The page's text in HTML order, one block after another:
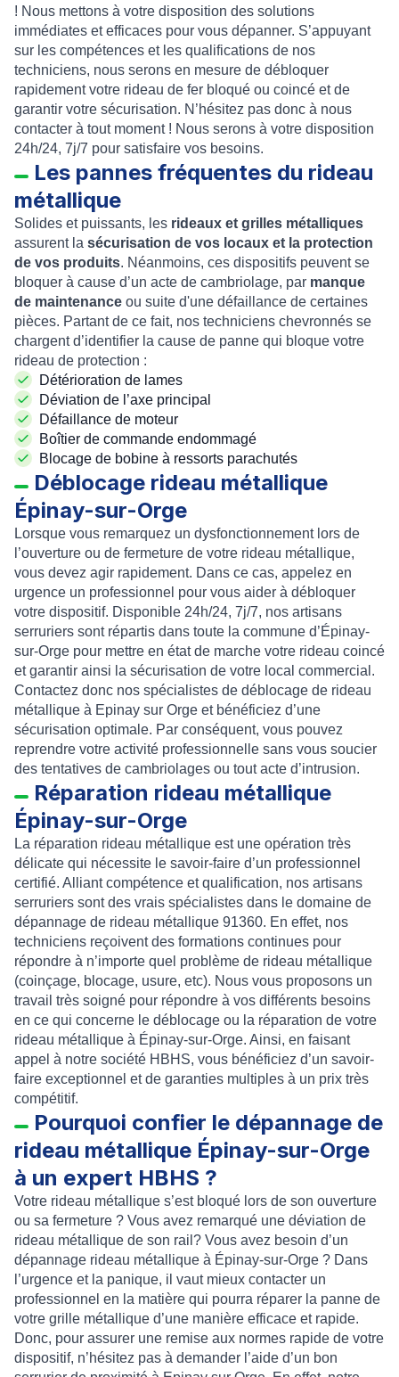
! Nous mettons à votre disposition des solutions
immédiates et efficaces pour vous dépanner. S’appuyant
sur les compétences et les qualifications de nos
techniciens, nous serons en mesure de débloquer
rapidement votre rideau de fer bloqué ou coincé et de
garantir votre sécurisation. N’hésitez pas donc à nous
contacter à tout moment ! Nous serons à votre disposition
24h/24, 7j/7 pour satisfaire vos besoins.
Les pannes fréquentes du rideau
métallique
Solides et puissants, les rideaux et grilles métalliques
assurent la sécurisation de vos locaux et la protection
de vos produits. Néanmoins, ces dispositifs peuvent se
bloquer à cause d’un acte de cambriolage, par manque
de maintenance ou suite d'une défaillance de certaines
pièces. Partant de ce fait, nos techniciens chevronnés se
chargent d’identifier la cause de panne qui bloque votre
rideau de protection :
Détérioration de lames
Déviation de l’axe principal
Défaillance de moteur
Boîtier de commande endommagé
Blocage de bobine à ressorts parachutés
Déblocage rideau métallique
Épinay-sur-Orge
Lorsque vous remarquez un dysfonctionnement lors de
l’ouverture ou de fermeture de votre rideau métallique,
vous devez agir rapidement. Dans ce cas, appelez en
urgence un professionnel pour vous aider à débloquer
votre dispositif. Disponible 24h/24, 7j/7, nos artisans
serruriers sont répartis dans toute la commune d’Épinay-
sur-Orge pour mettre en état de marche votre rideau coincé
et garantir ainsi la sécurisation de votre local commercial.
Contactez donc nos spécialistes de déblocage de rideau
métallique à Epinay sur Orge et bénéficiez d’une
sécurisation optimale. Par conséquent, vous pouvez
reprendre votre activité professionnelle sans vous soucier
des tentatives de cambriolages ou tout acte d’intrusion.
Réparation rideau métallique
Épinay-sur-Orge
La réparation rideau métallique est une opération très
délicate qui nécessite le savoir-faire d’un professionnel
certifié. Alliant compétence et qualification, nos artisans
serruriers sont des vrais spécialistes dans le domaine de
dépannage de rideau métallique 91360. En effet, nos
techniciens reçoivent des formations continues pour
répondre à n’importe quel problème de rideau métallique
(coinçage, blocage, usure, etc). Nous vous proposons un
travail très soigné pour répondre à vos différents besoins
en ce qui concerne le déblocage ou la réparation de votre
rideau métallique à Épinay-sur-Orge. Ainsi, en faisant
appel à notre société HBHS, vous bénéficiez d’un savoir-
faire exceptionnel et de garanties multiples à un prix très
compétitif.
Pourquoi confier le dépannage de
rideau métallique Épinay-sur-Orge
à un expert HBHS ?
Votre rideau métallique s’est bloqué lors de son ouverture
ou sa fermeture ? Vous avez remarqué une déviation de
rideau métallique de son rail ? Vous avez besoin d’un
dépannage rideau métallique à Épinay-sur-Orge ? Dans
l’urgence et la panique, il vaut mieux contacter un
professionnel en la matière qui pourra réparer la panne de
votre grille métallique d’une manière efficace et rapide.
Donc, pour assurer une remise aux normes rapide de votre
dispositif, n’hésitez pas à demander l’aide d’un bon